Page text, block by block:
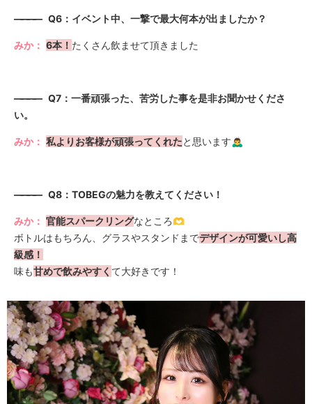
———— Q6：イベント中、一撃で最大何本が出ましたか？
みか： 6本！ たくさん飲ませて頂きました
————
Q7：一番頑張った、苦労した事を是非お聞かせくださ
い。
みか： 私よりお客様が頑張ってくれたと思います🙇‍♂️
———— Q8：TOBEGの魅力を教えてください！
みか： 官能スパークリングなところ🫶
ボトルはもちろん、グラスやスタンドまでデザインが可愛いし高
級感！
味も甘めで飲みやすく て大好きです！